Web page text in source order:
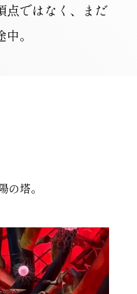
点ではなく、まだ
中。
塔。